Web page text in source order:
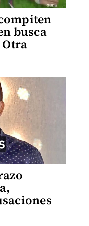
busca